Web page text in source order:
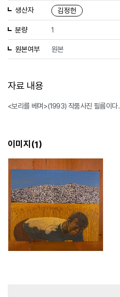
생산자 김정헌
분량 1
원본여부 원본
자료 내용
<보리를 베며>(1993) 작품사진 필름이다.
이미지(1)